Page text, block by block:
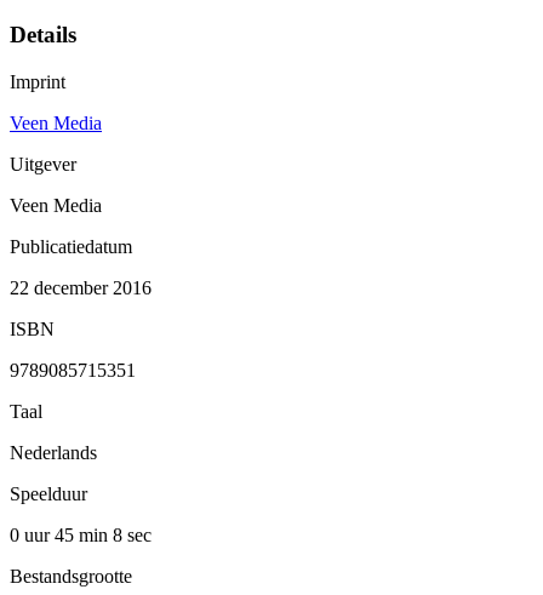
Details
Imprint
Veen Media
Uitgever
Veen Media
Publicatiedatum
22 december 2016
ISBN
9789085715351
Taal
Nederlands
Speelduur
0 uur 45 min 8 sec
Bestandsgrootte